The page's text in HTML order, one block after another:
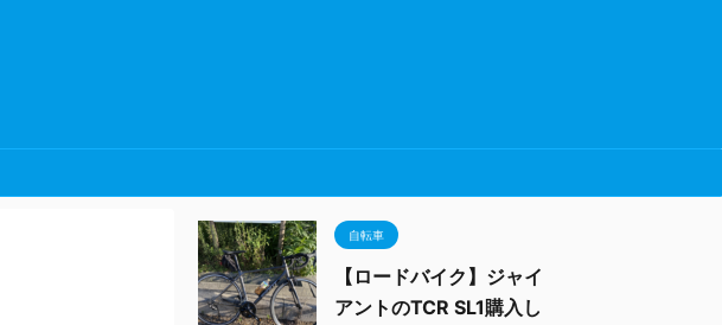
自転車
【ロードバイク】ジャイ
アントのTCR SL1購入し